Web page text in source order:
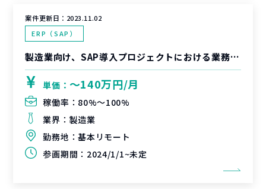
案件更新日： 2023.11.02
ERP（SAP）
製造業向け、SAP導入プロジェクトにおける業務移行支援
単価： 〜140万円/月
稼働率： 80%〜100%
業界： 製造業
勤務地：基本リモート
参画期間： 2024/1/1~未定